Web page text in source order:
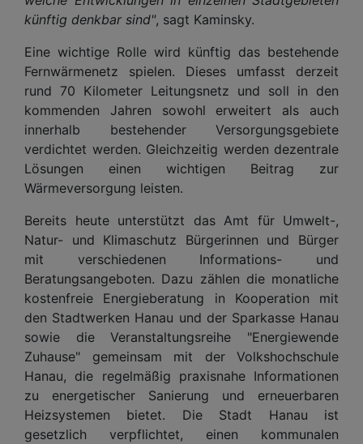
künftig denkbar sind", sagt Kaminsky.
Eine wichtige Rolle wird künftig das bestehende
Fernwärmenetz spielen. Dieses umfasst derzeit
rund 70 Kilometer Leitungsnetz und soll in den
kommenden Jahren sowohl erweitert als auch
innerhalb bestehender Versorgungsgebiete
verdichtet werden. Gleichzeitig werden dezentrale
Lösungen einen wichtigen Beitrag zur
Wärmeversorgung leisten.
Bereits heute unterstützt das Amt für Umwelt-,
Natur- und Klimaschutz Bürgerinnen und Bürger
mit verschiedenen Informations- und
Beratungsangeboten. Dazu zählen die monatliche
kostenfreie Energieberatung in Kooperation mit
den Stadtwerken Hanau und der Sparkasse Hanau
sowie die Veranstaltungsreihe "Energiewende
Zuhause" gemeinsam mit der Volkshochschule
Hanau, die regelmäßig praxisnahe Informationen
zu energetischer Sanierung und erneuerbaren
Heizsystemen bietet. Die Stadt Hanau ist
gesetzlich verpflichtet, einen kommunalen